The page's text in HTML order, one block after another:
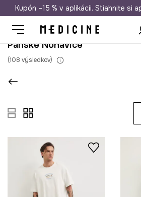
Doprava zadarmo
Kupón –15 % v aplikácii. Stiahnite si
Pánske Nohavice
(108 výsledkov)